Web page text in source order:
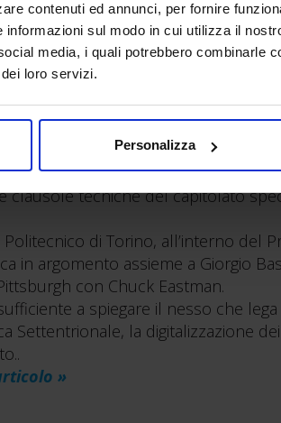
contenuti ed annunci, per fornire
informazioni sul modo in cui utilizza il
media, i quali potrebbero combinarle
loro servizi.
Personalizza
di direzione dei lavori al fine di
la generazione automatica
speciali di appalto
clausole tecniche del capitolato
di Torino, all’interno del
in argomento assieme a Giorgio
con Chuck Eastman.
a spiegare il nesso che
Settentrionale, la digitalizzazione
»